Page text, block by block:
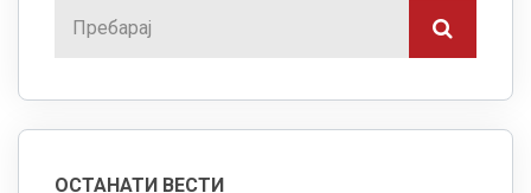
ОСТАНАТИ ВЕСТИ